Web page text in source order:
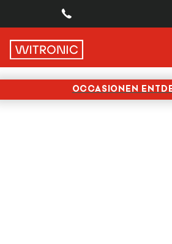
OCCASIONEN